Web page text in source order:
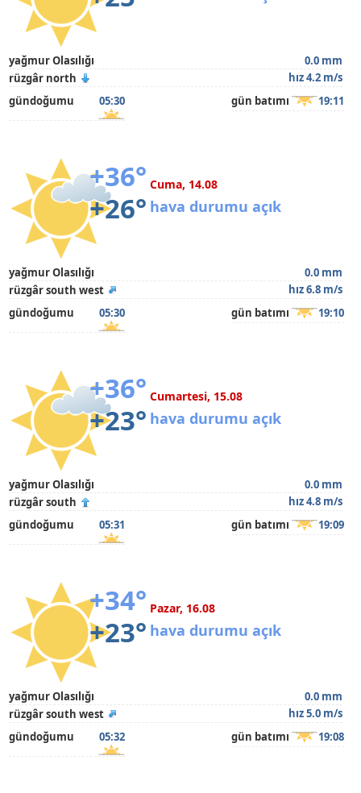
yağmur Olasılığı
0.0 mm
rüzgâr north
hız 4.2 m/s
gündoğumu
05:30 gün batımı 19:11
+36°
+26°
Cuma, 14.08
hava durumu açık
yağmur Olasılığı
0.0 mm
rüzgâr south west
hız 6.8 m/s
gündoğumu
05:30 gün batımı 19:10
+36°
+23°
Cumartesi, 15.08
hava durumu açık
yağmur Olasılığı
0.0 mm
rüzgâr south
hız 4.8 m/s
gündoğumu
05:31 gün batımı 19:09
+34°
+23°
Pazar, 16.08
hava durumu açık
yağmur Olasılığı
0.0 mm
rüzgâr south west
hız 5.0 m/s
gündoğumu
05:32 gün batımı 19:08